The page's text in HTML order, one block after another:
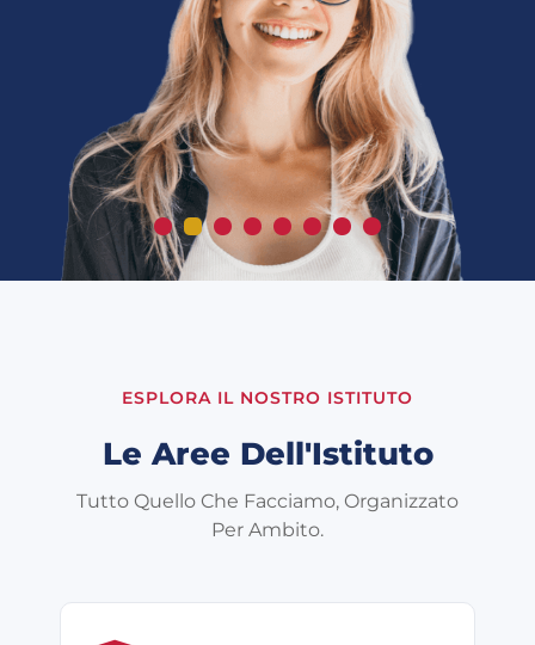
ESPLORA IL NOSTRO ISTITUTO
Le Aree Dell'Istituto
Tutto Quello Che Facciamo, Organizzato
Per Ambito.